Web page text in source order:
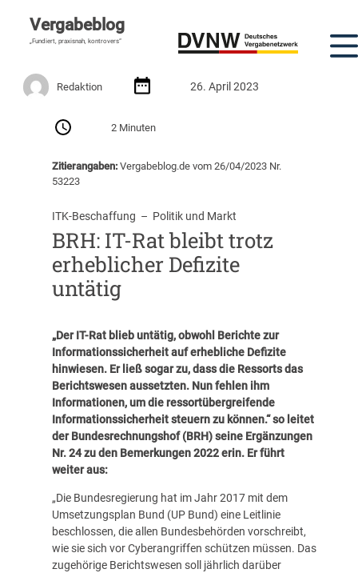
Vergabeblog
„Fundiert, praxisnah, kontrovers“
Redaktion 26. April 2023
2 Minuten
Zitierangaben:Vergabeblog.de vom 26/04/2023 Nr.
53223
ITK-Beschaffung
  –
Politik und Markt
BRH: IT-Rat bleibt trotz
erheblicher Defizite
untätig
„Der IT-Rat blieb untätig, obwohl Berichte zur
Informationssicherheit auf erhebliche Defizite
hinwiesen. Er ließ sogar zu, dass die Ressorts das
Berichtswesen aussetzten. Nun fehlen ihm
Informationen, um die ressortübergreifende
Informationssicherheit steuern zu können.“ so leitet
der Bundesrechnungshof (BRH) seine Ergänzungen
Nr. 24 zu den Bemerkungen 2022 erin. Er führt
weiter aus:
„Die Bundesregierung hat im Jahr 2017 mit dem
Umsetzungsplan Bund (UP Bund) eine Leitlinie
beschlossen, die allen Bundesbehörden vorschreibt,
wie sie sich vor Cyberangriffen schützen müssen. Das
zugehörige Berichtswesen soll jährlich darüber